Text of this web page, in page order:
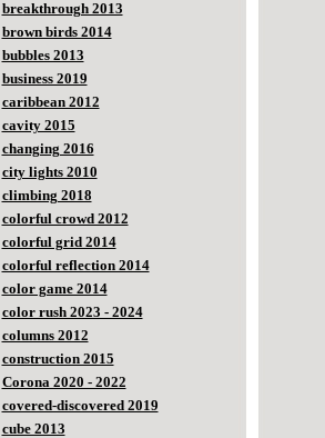
breakthrough 2013
brown birds 2014
bubbles 2013
business 2019
caribbean 2012
cavity 2015
changing 2016
city lights 2010
climbing 2018
colorful crowd 2012
colorful grid 2014
colorful reflection 2014
color game 2014
color rush 2023 - 2024
columns 2012
construction 2015
Corona 2020 - 2022
covered-discovered 2019
cube 2013